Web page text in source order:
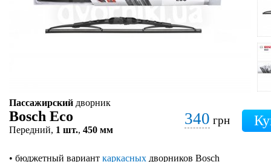
Пассажирский дворник
Bosch Eco
Передний, 1 шт., 450 мм
340 грн
• бюджетный вариант каркасных дворников Bosch